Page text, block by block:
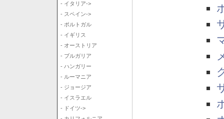
- イタリア->
- スペイン->
- ポルトガル
- イギリス
- オーストリア
- ブルガリア
- ハンガリー
- ルーマニア
- ジョージア
- イスラエル
- ドイツ->